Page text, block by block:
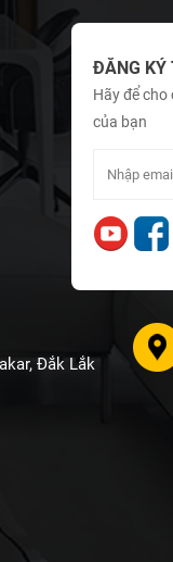
ĐĂNG KÝ
Hãy để
của bạn
Đắk Lắk